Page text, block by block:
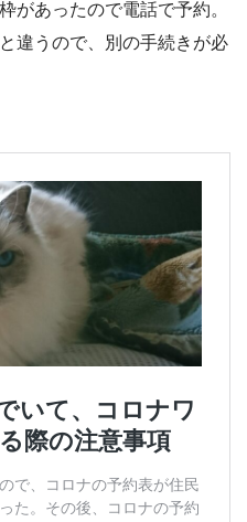
があったので電話で予約。
違うので、別の手続きが必